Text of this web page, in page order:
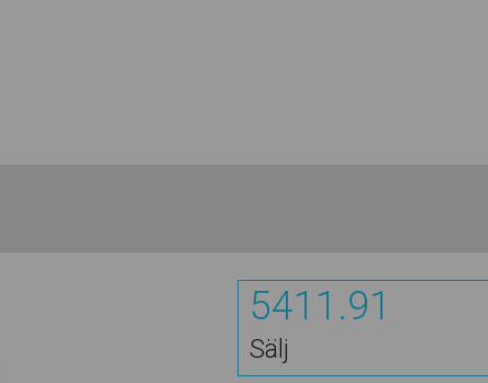
5409.75
Sälj